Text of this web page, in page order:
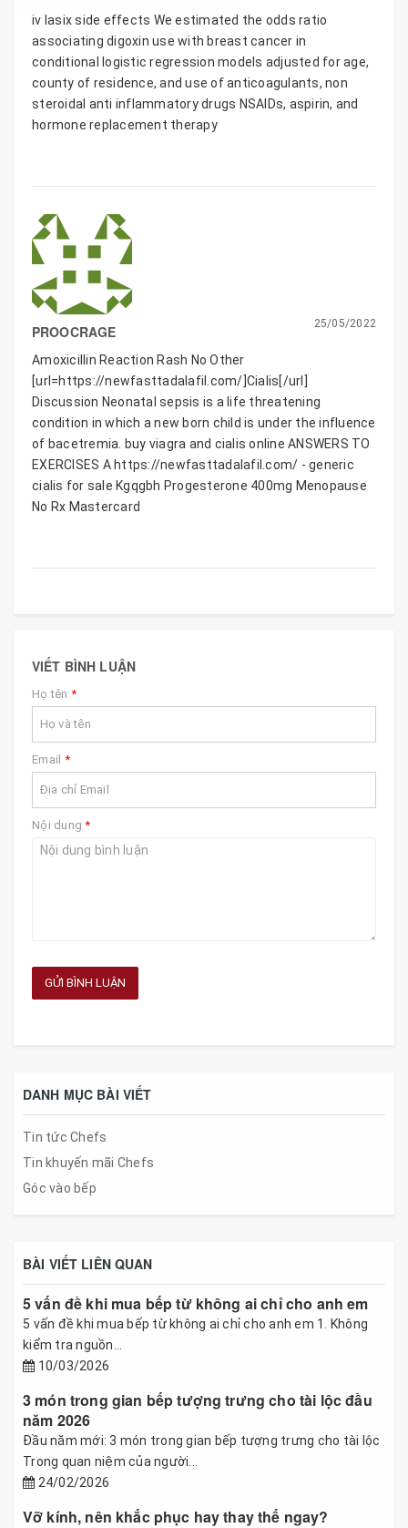
iv lasix side effects We estimated the odds ratio
associating digoxin use with breast cancer in
conditional logistic regression models adjusted for age,
county of residence, and use of anticoagulants, non
steroidal anti inflammatory drugs NSAIDs, aspirin, and
hormone replacement therapy
PROOCRAGE 25/05/2022
Amoxicillin Reaction Rash No Other
[url=https://newfasttadalafil.com/]Cialis[/url]
Discussion Neonatal sepsis is a life threatening
condition in which a new born child is under the influence
of bacetremia. buy viagra and cialis online ANSWERS TO
EXERCISES A https://newfasttadalafil.com/ - generic
cialis for sale Kgqgbh Progesterone 400mg Menopause
No Rx Mastercard
VIẾT BÌNH LUẬN
Họ tên *
Email *
Nội dung*
GỬI BÌNH LUẬN
DANH MỤC BÀI VIẾT
Tin tức Chefs
Tin khuyến mãi Chefs
Góc vào bếp
BÀI VIẾT LIÊN QUAN
5 vấn đề khi mua bếp từ không ai chỉ cho anh em
5 vấn đề khi mua bếp từ không ai chỉ cho anh em 1. Không
kiểm tra nguồn...
10/03/2026
3 món trong gian bếp tượng trưng cho tài lộc đầu
năm 2026
Đầu năm mới: 3 món trong gian bếp tượng trưng cho tài lộc
Trong quan niệm của người...
24/02/2026
Vỡ kính, nên khắc phục hay thay thế ngay?